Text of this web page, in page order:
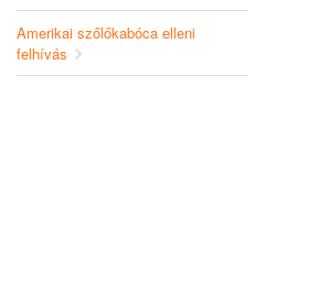
Amerikai szőlőkabóca elleni
felhívás